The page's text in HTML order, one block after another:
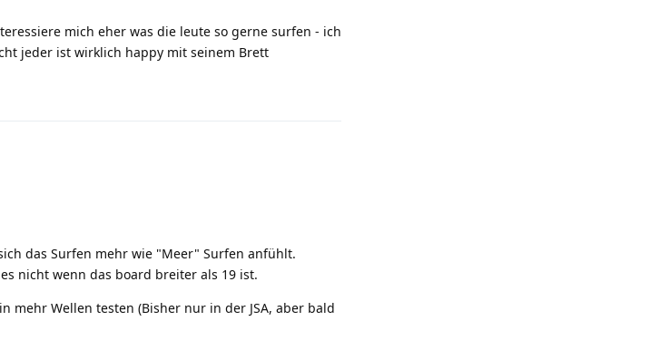
mich eher was die leute so gerne surfen - ich
jeder ist wirklich happy mit seinem Brett
das Surfen mehr wie "Meer" Surfen anfühlt.
nicht wenn das board breiter als 19 ist.
mehr Wellen testen (Bisher nur in der JSA, aber bald